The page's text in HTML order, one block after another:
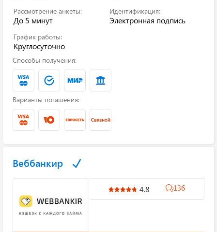
Рассмотрение анкеты:
До 5 минут
Идентификация:
Электронная подпись
График работы:
Круглосуточно
Способы получения:
Варианты погашения:
Веббанкир
4.8 136